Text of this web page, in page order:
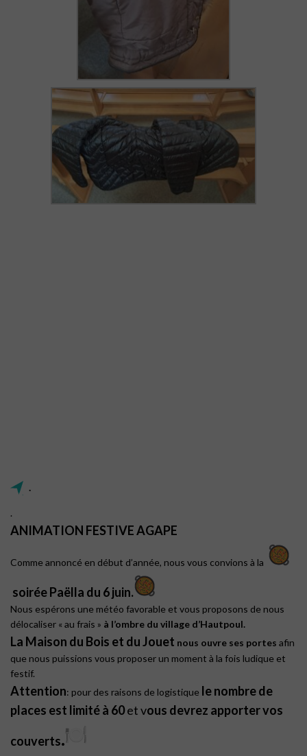
.
.
ANIMATION FESTIVE AGAPE
Comme annoncé en début d’année, nous vous convions à la
soirée Paëlla du 6 juin.
Nous espérons une météo favorable et vous proposons de nous
délocaliser « au frais » à l’ombre du village d’Hautpoul.
La Maison du Bois et du Jouet nous ouvre ses portes afin
que nous puissions vous proposer un moment à la fois ludique et
festif.
Attention: pour des raisons de logistique le nombre de
places est limité à 60et vous devrez apporter vos
couverts.